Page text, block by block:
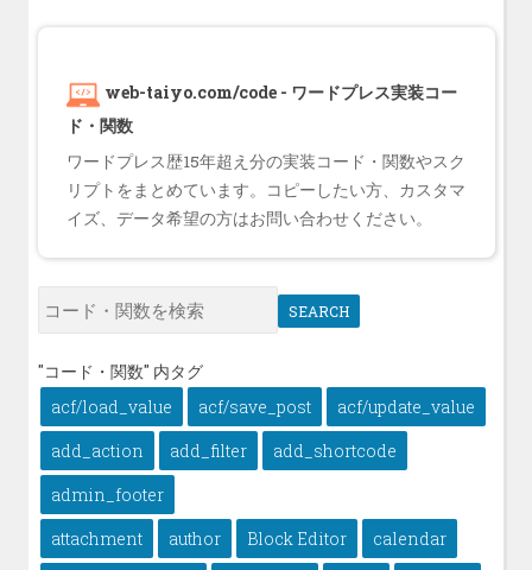
web-taiyo.com/code - ワードプレス実装コー
ド・関数
ワードプレス歴15年超え分の実装コード・関数やスク
リプトをまとめています。コピーしたい方、カスタマ
イズ、データ希望の方はお問い合わせください。
SEARCH
"コード・関数" 内タグ
acf/load_value
acf/save_post
acf/update_value
add_action
add_filter
add_shortcode
admin_footer
attachment
author Block Editor calendar